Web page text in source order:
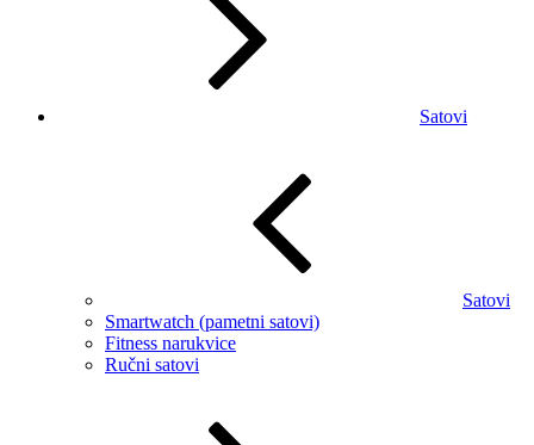
Satovi
Satovi
Smartwatch (pametni satovi)
Fitness narukvice
Ručni satovi